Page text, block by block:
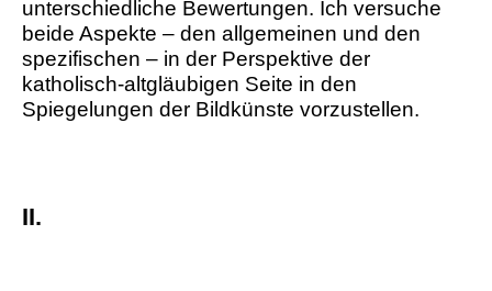
unterschiedliche Bewertungen. Ich versuche
beide Aspekte – den allgemeinen und den
spezifischen – in der Perspektive der
katholisch-altgläubigen Seite in den
Spiegelungen der Bildkünste vorzustellen.
II.